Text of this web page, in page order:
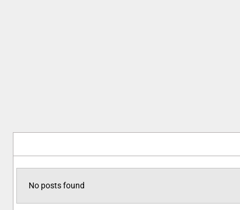
No posts found